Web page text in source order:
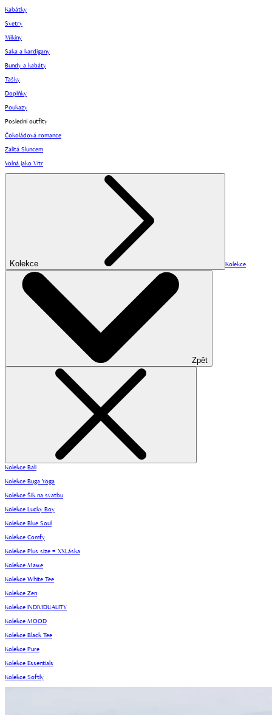
Kabátky
Svetry
Mikiny
Saka a kardigany
Bundy a kabáty
Tašky
Doplňky
Poukazy
Poslední outfity
Čokoládová romance
Zalitá Sluncem
Volná jako Vítr
Kolekce Kolekce
Zpět
Kolekce Bali
Kolekce Buga Yoga
Kolekce Šik na svatbu
Kolekce Lucky Boy
Kolekce Blue Soul
Kolekce Comfy
Kolekce Plus size = XXLáska
Kolekce Mawe
Kolekce White Tee
Kolekce Zen
Kolekce INDIVIDUALITY
Kolekce MOOD
Kolekce Black Tee
Kolekce Pure
Kolekce Essentials
Kolekce Softly